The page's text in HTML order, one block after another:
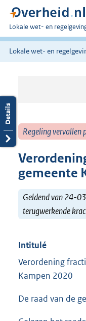
U
bent
hier:
Lokale wet- en
Lokale wet- en
Regeling
gemeente
Geldend van 24-
terugwerkende
Intitulé
Verordening
Kampen 2020
De raad van de